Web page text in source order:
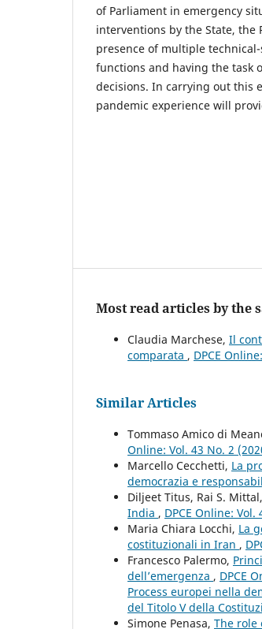
of Parliament in emergency
interventions by the State, the
presence of multiple
functions and having the task
decisions. In carrying out this
pandemic experience will
Most read articles by the
Claudia Marchese, Il
comparata , DPCE
Similar Articles
Tommaso Amico di
Online: Vol. 43 No. 2
Marcello Cecchetti, La
democrazia e
Diljeet Titus, Rai S.
India , DPCE Online: Vol.
Maria Chiara Locchi, La
costituzionali in Iran ,
Francesco Palermo,
dell’emergenza , DPCE
Process europei nella
del Titolo V della
Simone Penasa, The role